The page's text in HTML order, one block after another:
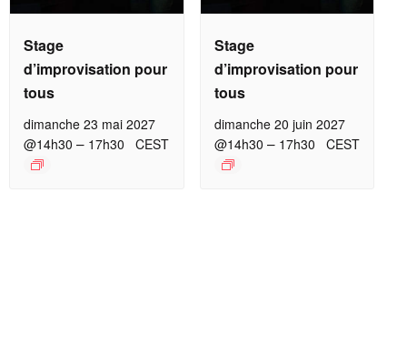
Stage
d’improvisation pour
tous
dimanche 23 mai 2027
@14h30 – 17h30 CEST
Stage
d’improvisation pour
tous
dimanche 20 juin 2027
@14h30 – 17h30 CEST